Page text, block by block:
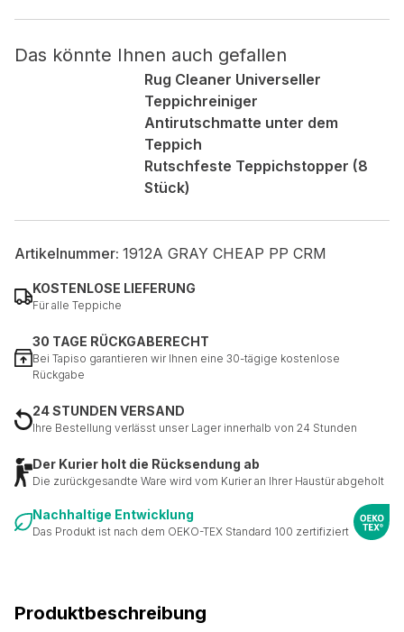
Produktbeschreibung
Das könnte Ihnen auch gefallen
Rug Cleaner Universeller
Teppichreiniger
Antirutschmatte unter dem
Teppich
Rutschfeste Teppichstopper (8
Stück)
Artikelnummer: 1912A GRAY CHEAP PP CRM
KOSTENLOSE LIEFERUNG
Für alle Teppiche
30 TAGE RÜCKGABERECHT
Bei Tapiso garantieren wir Ihnen eine 30-tägige kostenlose
Rückgabe
24 STUNDEN VERSAND
Ihre Bestellung verlässt unser Lager innerhalb von 24 Stunden
Der Kurier holt die Rücksendung ab
Die zurückgesandte Ware wird vom Kurier an Ihrer Haustür abgeholt
Nachhaltige Entwicklung
Das Produkt ist nach dem OEKO-TEX Standard 100 zertifiziert
Nicht kategorisiert.
Andere nicht kategorisierte Cookies sind solche, die
analysiert werden und noch keiner Kategorie zugeordnet
Alle ablehnen
Alle akzeptieren